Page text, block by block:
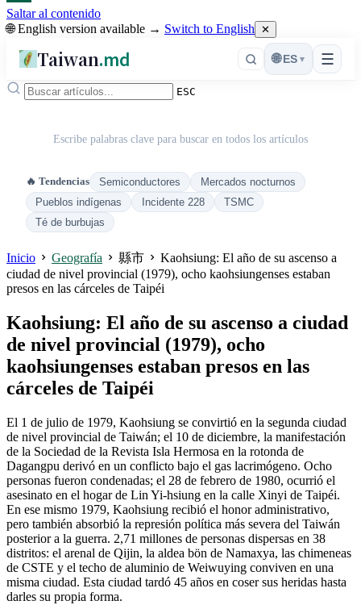
Saltar al contenido
🌐 English version available → Switch to English ✕
Taiwan.md ☰
🌐 ES ▾
ESC
Escribe palabras clave para buscar en todos los artículos
🔥 Tendencias Semiconductores
Mercados nocturnos
Pueblos indígenas
Incidente 228
TSMC
Té de burbujas
Inicio Geografía 縣市
Kaohsiung: El año de su ascenso a
ciudad de nivel provincial (1979), ocho kaohsiungenses estaban
presos en las cárceles de Taipéi
Kaohsiung: El año de su ascenso a ciudad
de nivel provincial (1979), ocho
kaohsiungenses estaban presos en las
cárceles de Taipéi
El 1 de julio de 1979, Kaohsiung se convirtió en la segunda ciudad
de nivel provincial de Taiwán; el 10 de diciembre, la manifestación
de la Sociedad de la Revista Isla Hermosa en la rotonda de
Dagangpu derivó en un conflicto bajo el gas lacrimógeno. Ocho
personas fueron condenadas; el 28 de febrero de 1980, ocurrió el
asesinato en el hogar de Lin Yi-hsiung en la calle Xinyi de Taipéi.
En ese mismo 1979, Kaohsiung recibió el honor administrativo,
pero también absorbió la represión política más severa del Taiwán
posterior a la guerra. 2,71 millones de personas dispersas en 38
distritos: el arenal de Qijin, la aldea bön de Namaxya, las chimeneas
de CSTE y el techo de aluminio de Weiwuying conviven en una
misma ciudad. Esta ciudad tardó 45 años en coser sus heridas hasta
darles su propia forma.